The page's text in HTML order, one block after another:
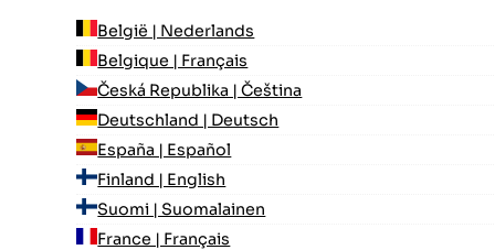
België | Nederlands
Belgique | Français
Česká Republika | Čeština
Deutschland | Deutsch
España | Español
Finland | English
Suomi | Suomalainen
France | Français